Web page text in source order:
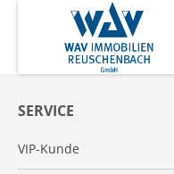
SERVICE
VIP-Kunde